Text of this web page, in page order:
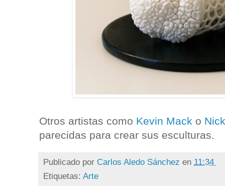
Otros artistas como Kevin Mack o
parecidas para crear sus esculturas.
Publicado por Carlos Aledo Sánchez en 11:34
Etiquetas: Arte